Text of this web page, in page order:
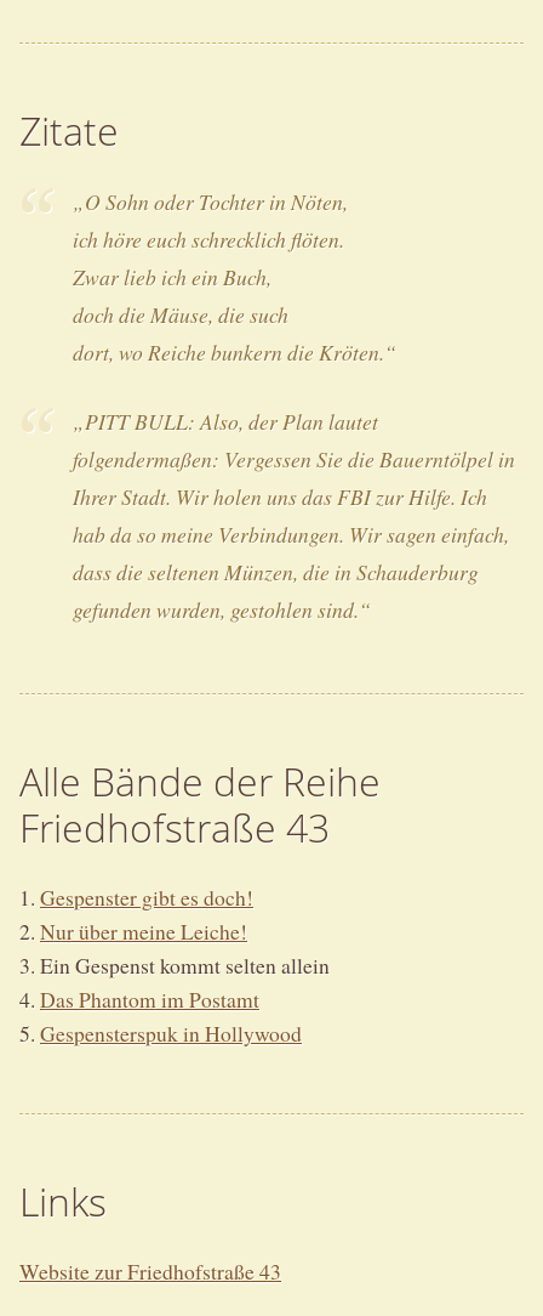
Zitate
„O Sohn oder Tochter in Nöten,
ich höre euch schrecklich flöten.
Zwar lieb ich ein Buch,
doch die Mäuse, die such
dort, wo Reiche bunkern die Kröten.“
„PITT BULL: Also, der Plan lautet
folgendermaßen: Vergessen Sie die Bauerntölpel in
Ihrer Stadt. Wir holen uns das FBI zur Hilfe. Ich
hab da so meine Verbindungen. Wir sagen einfach,
dass die seltenen Münzen, die in Schauderburg
gefunden wurden, gestohlen sind.“
Alle Bände der Reihe
Friedhofstraße 43
1. Gespenster gibt es doch!
2. Nur über meine Leiche!
3. Ein Gespenst kommt selten allein
4. Das Phantom im Postamt
5. Gespensterspuk in Hollywood
Links
Website zur Friedhofstraße 43